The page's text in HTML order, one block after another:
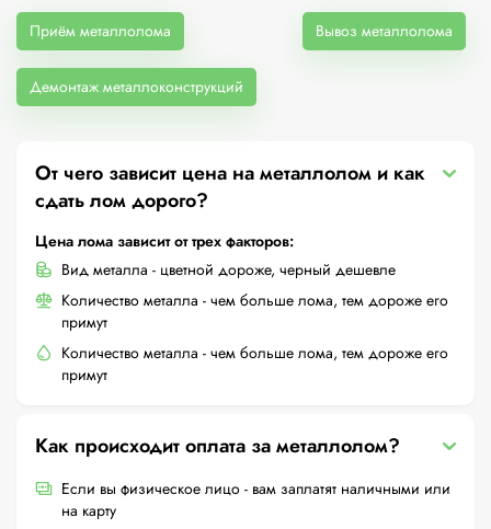
Приём металлолома Вывоз металлолома
Демонтаж металлоконструкций
От чего зависит цена на металлолом и как
сдать лом дорого?
Цена лома зависит от трех факторов:
Вид металла - цветной дороже, черный дешевле
Количество металла - чем больше лома, тем дороже его
примут
Количество металла - чем больше лома, тем дороже его
примут
Как происходит оплата за металлолом?
Если вы физическое лицо - вам заплатят наличными или
на карту